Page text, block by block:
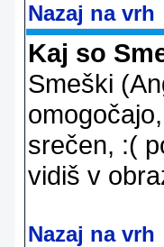
Nazaj na vrh
Kaj so
Smeški
srečen, :(
vidiš v
Nazaj na vrh